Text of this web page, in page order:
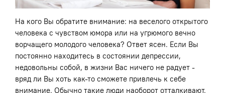
На кого Вы обратите внимание: на веселого открытого
человека с чувством юмора или на угрюмого вечно
ворчащего молодого человека? Ответ ясен. Если Вы
постоянно находитесь в состоянии депрессии,
недовольны собой, в жизни Вас ничего не радует -
вряд ли Вы хоть как-то сможете привлечь к себе
внимание. Обычно такие люди наоборот отталкивают.